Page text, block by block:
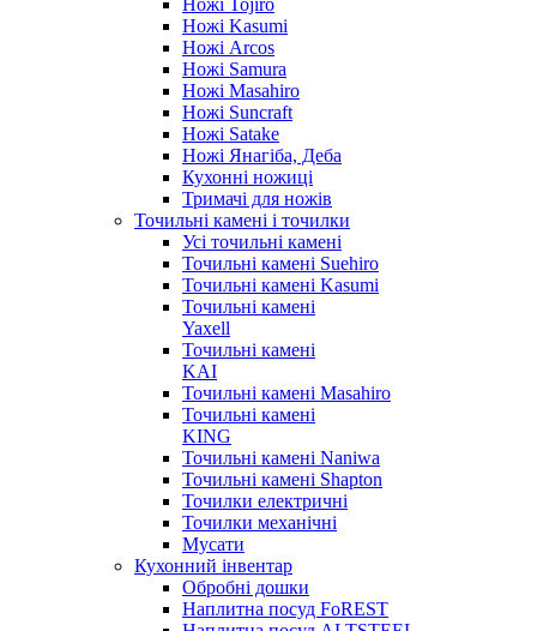
Ножі Kasumi
Ножі Arcos
Ножі Samura
Ножі Masahiro
Ножі Suncraft
Ножі Satake
Ножі Янагіба, Деба
Кухонні ножиці
Тримачі для ножів
Точильні камені і точилки
Усі точильні камені
Точильні камені Suehiro
Точильні камені Kasumi
Точильні камені
Yaxell
Точильні камені
KAI
Точильні камені Masahiro
Точильні камені
KING
Точильні камені Naniwa
Точильні камені Shapton
Точилки електричні
Точилки механічні
Мусати
Кухонний інвентар
Обробні дошки
Наплитна посуд FoREST